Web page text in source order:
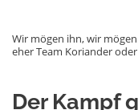
Wir mögen ihn, wir
eher Team Koriander
Der Kampf